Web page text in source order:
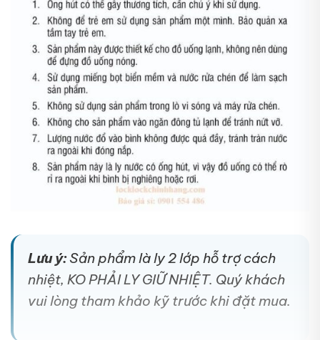
Lưu ý:Sản phẩm là ly 2 lớp hỗ trợ cách
nhiệt, KO PHẢI LY GIỮ NHIỆT. Quý khách
vui lòng tham khảo kỹ trước khi đặt mua.